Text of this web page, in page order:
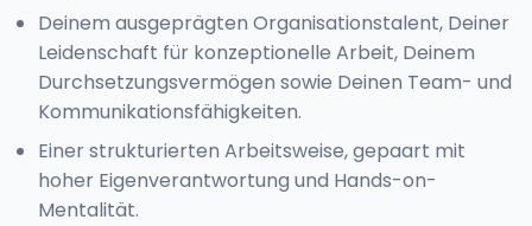
Deinem ausgeprägten Organisationstalent, Deiner
Leidenschaft für konzeptionelle Arbeit, Deinem
Durchsetzungsvermögen sowie Deinen Team- und
Kommunikationsfähigkeiten.
Einer strukturierten Arbeitsweise, gepaart mit
hoher Eigenverantwortung und Hands-on-
Mentalität.